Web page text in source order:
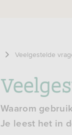
Veelgestelde
Waarom
Je leest het in